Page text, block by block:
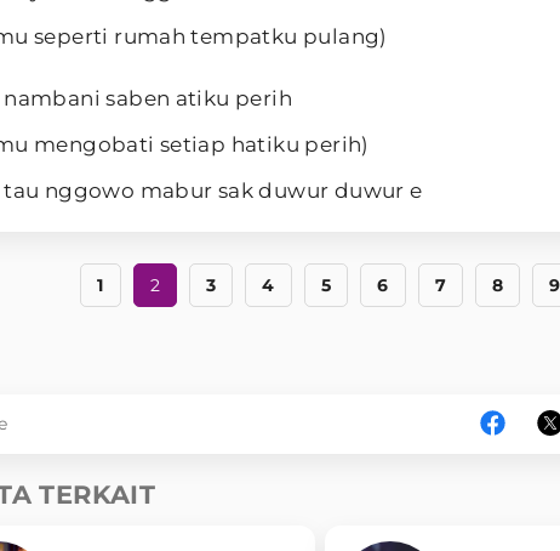
seperti rumah tempatku pulang)
nambani saben atiku perih
mengobati setiap hatiku perih)
tau nggowo mabur sak duwur duwur e
1 2 3 4 5 6 7 8 9
TERKAIT